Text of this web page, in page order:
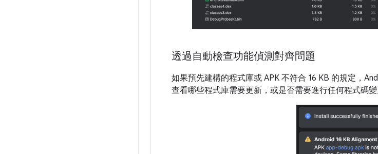
透過自動檢查功能偵測對齊問題
如果預先建構的程式庫或 APK 不符合 16 KB 的規定，
查看哪些程式庫需要更新，或是否需要進行任何程式碼變